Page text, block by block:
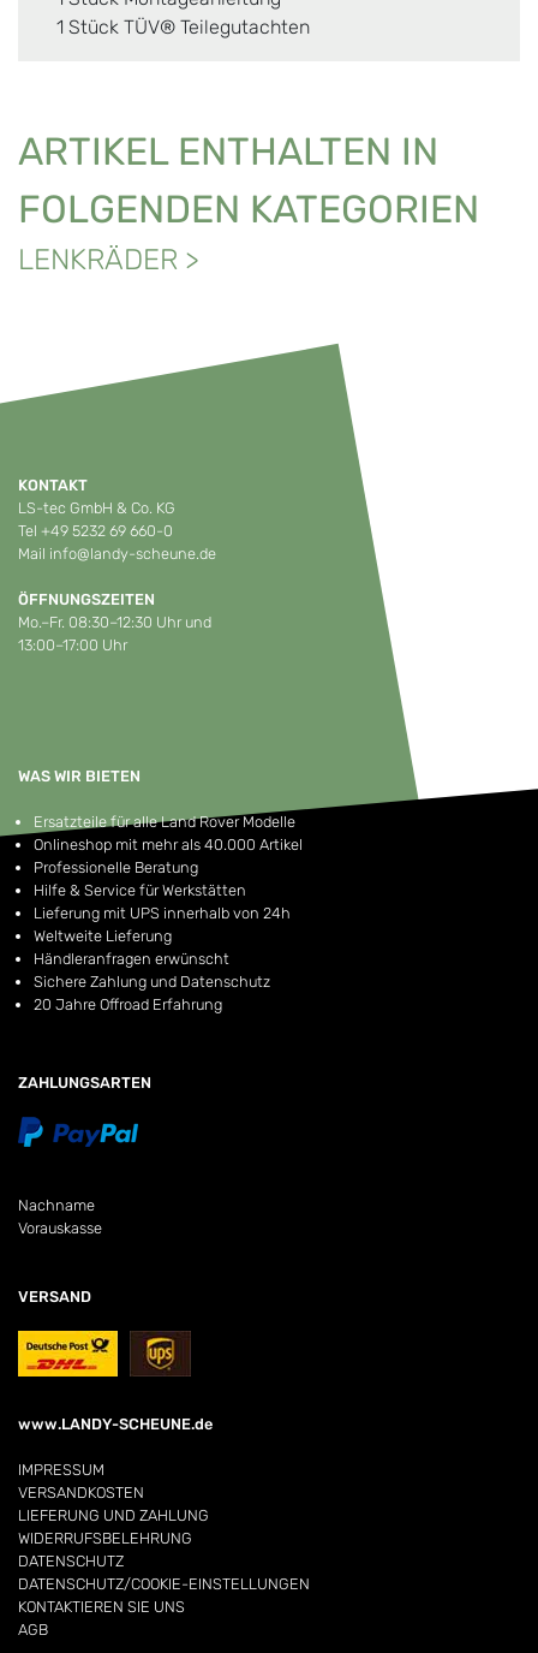
1 Stück TÜV® Teilegutachten
ARTIKEL ENTHALTEN IN
FOLGENDEN KATEGORIEN
LENKRÄDER >
KONTAKT
LS-tec GmbH & Co. KG
Tel +49 5232 69 660-0
Mail info@landy-scheune.de
ÖFFNUNGSZEITEN
Mo.–Fr. 08:30–12:30 Uhr und
13:00–17:00 Uhr
WAS WIR BIETEN
Ersatzteile für alle Land Rover Modelle
Onlineshop mit mehr als 40.000 Artikel
Professionelle Beratung
Hilfe & Service für Werkstätten
Lieferung mit UPS innerhalb von 24h
Weltweite Lieferung
Händleranfragen erwünscht
Sichere Zahlung und Datenschutz
20 Jahre Offroad Erfahrung
ZAHLUNGSARTEN
Nachname
Vorauskasse
VERSAND
www.LANDY-SCHEUNE.de
IMPRESSUM
VERSANDKOSTEN
LIEFERUNG UND ZAHLUNG
WIDERRUFSBELEHRUNG
DATENSCHUTZ
DATENSCHUTZ/COOKIE-EINSTELLUNGEN
KONTAKTIEREN SIE UNS
AGB